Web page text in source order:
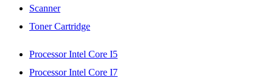
Scanner
Toner Cartridge
Processor Intel Core I5
Processor Intel Core I7